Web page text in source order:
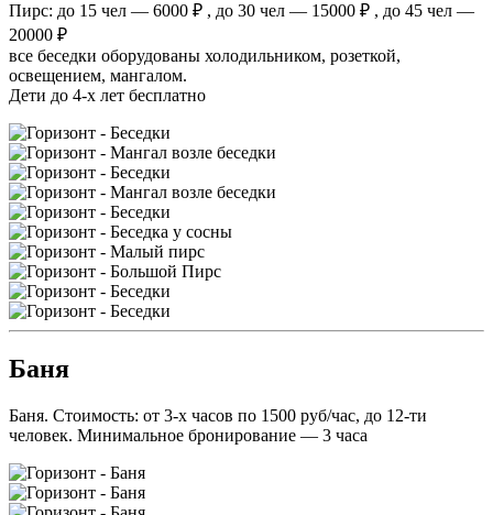
Пирс: до 15 чел — 6000 ₽ , до 30 чел — 15000 ₽ , до 45 чел —
20000 ₽
все беседки оборудованы холодильником, розеткой,
освещением, мангалом.
Дети до 4-х лет бесплатно
Баня
Баня. Стоимость: от 3-х часов по 1500 руб/час, до 12-ти
человек. Минимальное бронирование — 3 часа